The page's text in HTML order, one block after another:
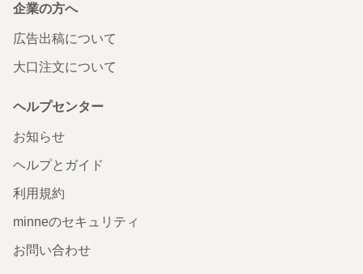
企業の方へ
広告出稿について
大口注文について
ヘルプセンター
お知らせ
ヘルプとガイド
利用規約
minneのセキュリティ
お問い合わせ